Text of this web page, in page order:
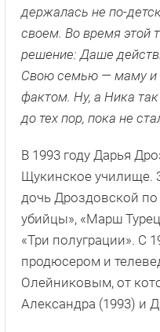
держалась не по-
своем. Во время этой
решение: Даше
Свою семью — маму и
фактом. Ну, а Ника
до тех пор, пока не
В 1993 году Дарья
Щукинское училище.
дочь Дроздовской
убийцы», «Марш
«Три полуграции». С
продюсером и
Олейниковым, от
Александра (1993) и